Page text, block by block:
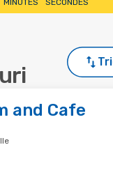
MINUTES SECONDES
and Cafe